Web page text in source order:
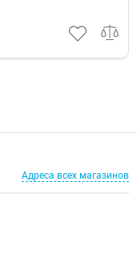
Адреса всех магазинов